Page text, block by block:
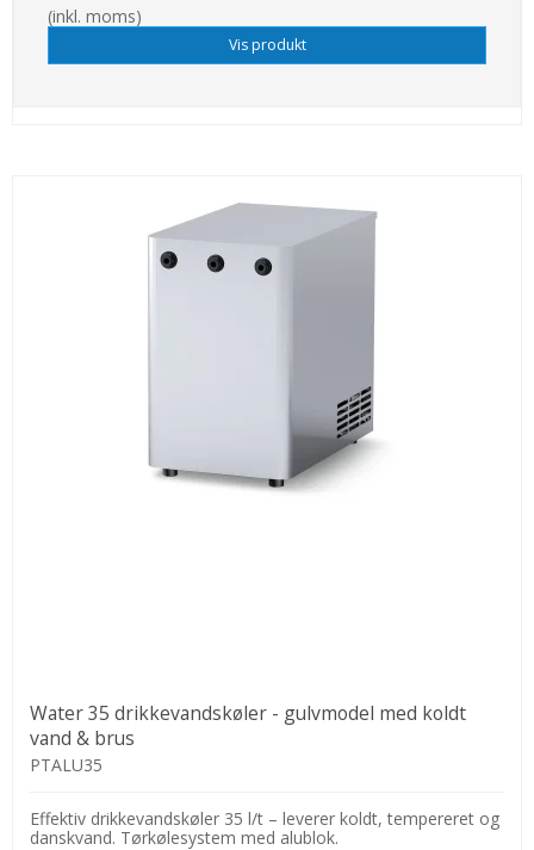
(inkl. moms)
Vis produkt
Water 35 drikkevandskøler - gulvmodel med koldt
vand & brus
PTALU35
Effektiv drikkevandskøler 35 l/t – leverer koldt, tempereret og
danskvand. Tørkølesystem med alublok.